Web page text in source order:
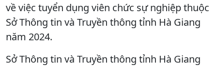
về việc tuyển dụng viên chức sự nghiệp thuộc
Sở Thông tin và Truyền thông tỉnh Hà Giang
năm 2024.
Sở Thông tin và Truyền thông tỉnh Hà Giang